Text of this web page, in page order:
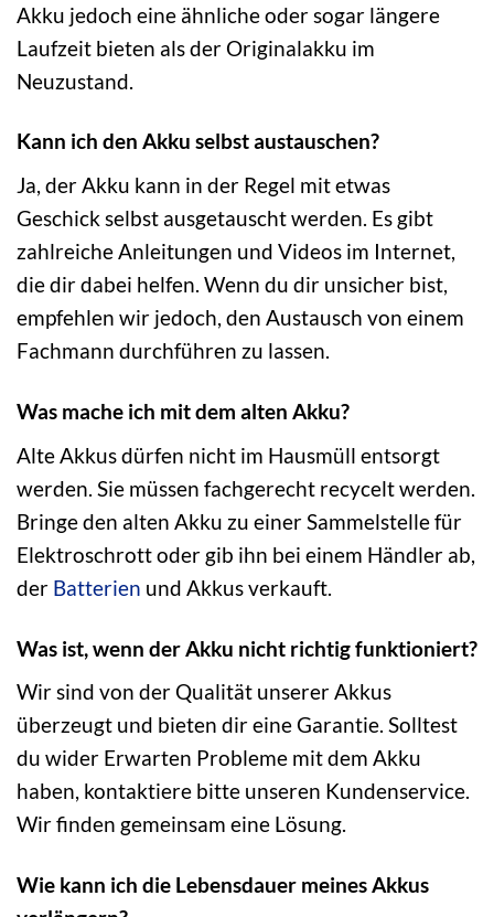
Akku jedoch eine ähnliche oder sogar längere
Laufzeit bieten als der Originalakku im
Neuzustand.
Kann ich den Akku selbst austauschen?
Ja, der Akku kann in der Regel mit etwas
Geschick selbst ausgetauscht werden. Es gibt
zahlreiche Anleitungen und Videos im Internet,
die dir dabei helfen. Wenn du dir unsicher bist,
empfehlen wir jedoch, den Austausch von einem
Fachmann durchführen zu lassen.
Was mache ich mit dem alten Akku?
Alte Akkus dürfen nicht im Hausmüll entsorgt
werden. Sie müssen fachgerecht recycelt werden.
Bringe den alten Akku zu einer Sammelstelle für
Elektroschrott oder gib ihn bei einem Händler ab,
der Batterien und Akkus verkauft.
Was ist, wenn der Akku nicht richtig funktioniert?
Wir sind von der Qualität unserer Akkus
überzeugt und bieten dir eine Garantie. Solltest
du wider Erwarten Probleme mit dem Akku
haben, kontaktiere bitte unseren Kundenservice.
Wir finden gemeinsam eine Lösung.
Wie kann ich die Lebensdauer meines Akkus